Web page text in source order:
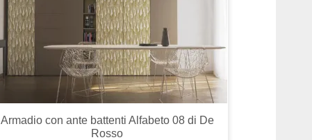
Armadio con ante battenti Alfabeto 08 di De
Rosso